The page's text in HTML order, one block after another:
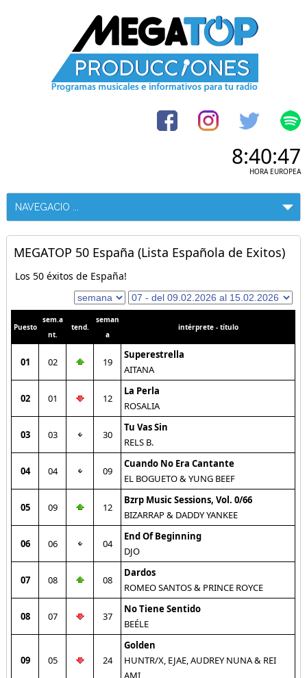
8:40:48
HORA EUROPEA
MEGATOP 50 España (Lista Española de Exitos)
Los 50 éxitos de España!
Puesto
sem.a
nt.
tend.
seman
a
intérprete - título
01 02 19
Superestrella
AITANA
02 01 12
La Perla
ROSALIA
03 03 30
Tu Vas Sin
RELS B.
04 04 09
Cuando No Era Cantante
EL BOGUETO & YUNG BEEF
05 09 12
Bzrp Music Sessions, Vol. 0/66
BIZARRAP & DADDY YANKEE
06 06 04
End Of Beginning
DJO
07 08 08
Dardos
ROMEO SANTOS & PRINCE ROYCE
08 07 37
No Tiene Sentido
BEÉLE
09 05 24
Golden
HUNTR/X, EJAE, AUDREY NUNA & REI
AMI